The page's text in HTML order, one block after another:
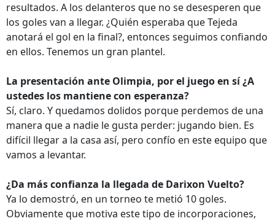
resultados. A los delanteros que no se desesperen que
los goles van a llegar. ¿Quién esperaba que Tejeda
anotará el gol en la final?, entonces seguimos confiando
en ellos. Tenemos un gran plantel.
La presentación ante Olimpia, por el juego en sí ¿A
ustedes los mantiene con esperanza?
Sí, claro. Y quedamos dolidos porque perdemos de una
manera que a nadie le gusta perder: jugando bien. Es
difícil llegar a la casa así, pero confío en este equipo que
vamos a levantar.
¿Da más confianza la llegada de Darixon Vuelto?
Ya lo demostró, en un torneo te metió 10 goles.
Obviamente que motiva este tipo de incorporaciones,